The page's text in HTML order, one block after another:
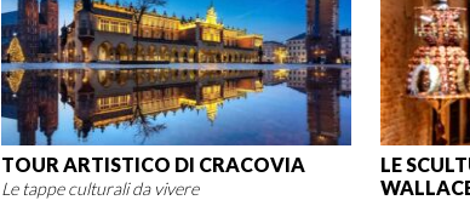
TOUR ARTISTICO DI CRACOVIA
Le tappe culturali da vivere
LE